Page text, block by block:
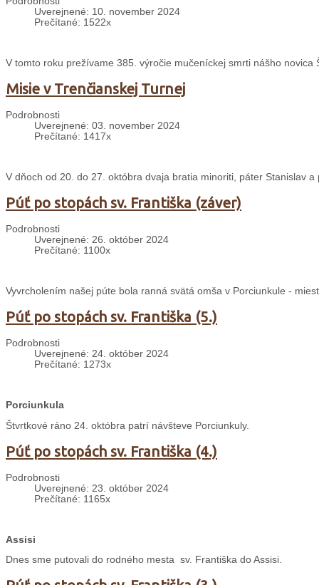
Uverejnené: 10. november 2024
Prečítané: 1522x
V tomto roku prežívame 385. výročie mučeníckej smrti nášho
Misie v Trenčianskej Turnej
Podrobnosti
Uverejnené: 03. november 2024
Prečítané: 1417x
V dňoch od 20. do 27. októbra dvaja bratia minoriti, páter Stanislav
Púť po stopách sv. Františka (záver)
Podrobnosti
Uverejnené: 26. október 2024
Prečítané: 1100x
Vyvrcholením našej púte bola ranná svätá omša v Porciunkule -
Púť po stopách sv. Františka (5.)
Podrobnosti
Uverejnené: 24. október 2024
Prečítané: 1273x
Porciunkula
Štvrtkové ráno 24. októbra patrí návšteve Porciunkuly.
Púť po stopách sv. Františka (4.)
Podrobnosti
Uverejnené: 23. október 2024
Prečítané: 1165x
Assisi
Dnes sme putovali do rodného mesta sv. Františka do Assisi.